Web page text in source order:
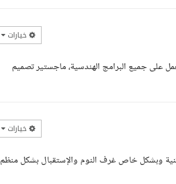
خيارات
المهندسة المعمارية روحية، خبرة ٦ سنوات .. أجيد العمل على جميع البرامج الهندسية، ماجستير تصميم
خيارات
وبشكل خاص غرف النوم والإستقبال بشكل منظم